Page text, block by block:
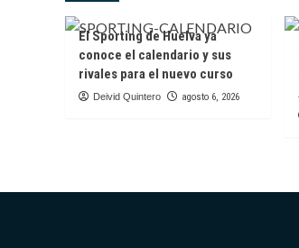
El Sporting de Huelva ya
conoce el calendario y sus
rivales para el nuevo curso
Deivid Quintero agosto 6, 2026